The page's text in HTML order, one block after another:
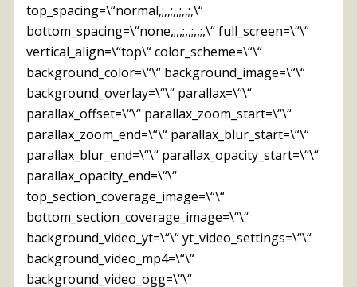
top_spacing=\“normal,;,,;,,;,,;,\“
bottom_spacing=\“none,;,,;,,;,,;,\“ full_screen=\“\“
vertical_align=\“top\“ color_scheme=\“\“
background_color=\“\“ background_image=\“\“
background_overlay=\“\“ parallax=\“\“
parallax_offset=\“\“ parallax_zoom_start=\“\“
parallax_zoom_end=\“\“ parallax_blur_start=\“\“
parallax_blur_end=\“\“ parallax_opacity_start=\“\“
parallax_opacity_end=\“\“
top_section_coverage_image=\“\“
bottom_section_coverage_image=\“\“
background_video_yt=\“\“ yt_video_settings=\“\“
background_video_mp4=\“\“
background_video_ogg=\“\“